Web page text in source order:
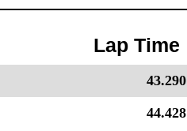
Lap Time
43.290
44.428